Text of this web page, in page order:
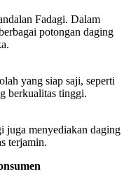
Fadagi. Dalam
potongan daging
yang siap saji, seperti
berkualitas tinggi.
juga menyediakan daging
terjamin.